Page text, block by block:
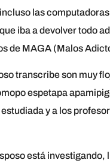
las
iba a devolver todo
de MAGA (Malos
transcribe son muy
espetapa
y a los
está